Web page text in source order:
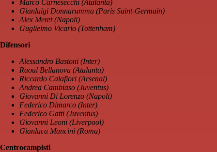
Marco Carnesecchi (Atalanta)
Gianluigi Donnarumma (Paris Saint-Germain)
Alex Meret (Napoli)
Guglielmo Vicario (Tottenham)
Difensori
Alessandro Bastoni (Inter)
Raoul Bellanova (Atalanta)
Riccardo Calafiori (Arsenal)
Andrea Cambiaso (Juventus)
Giovanni Di Lorenzo (Napoli)
Federico Dimarco (Inter)
Federico Gatti (Juventus)
Giovanni Leoni (Liverpool)
Gianluca Mancini (Roma)
Centrocampisti